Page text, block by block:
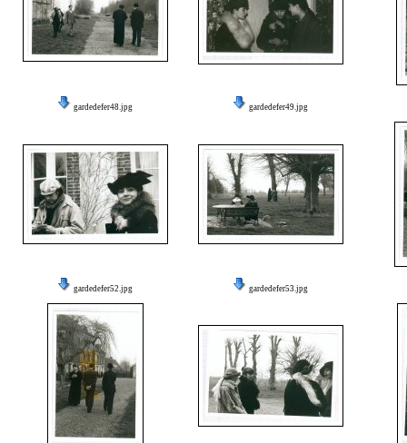
gardedefer48.jpg gardedefer49.jpg
gardedefer52.jpg gardedefer53.jpg